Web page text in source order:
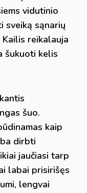
vidutinio
sveiką sąnarių
reikalauja
šukuoti kelis
šuo.
kaip
dirbti
jaučiasi tarp
labai prisirišęs
lengvai